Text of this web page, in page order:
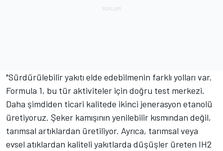
"Sürdürülebilir yakıtı elde edebilmenin farklı yolları var.
Formula 1, bu tür aktiviteler için doğru test merkezi.
Daha şimdiden ticari kalitede ikinci jenerasyon etanolü
üretiyoruz. Şeker kamışının yenilebilir kısmından değil,
tarımsal artıklardan üretiliyor. Ayrıca, tarımsal veya
evsel atıklardan kaliteli yakıtlarda düşüşler üreten IH2